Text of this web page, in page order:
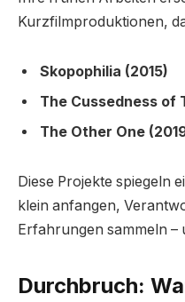
Kurzfilmproduktionen,
Skopophilia (2015)
The Cussedness of
The Other One
Diese Projekte spiegeln
klein anfangen,
Erfahrungen sammeln –
Durchbruch: